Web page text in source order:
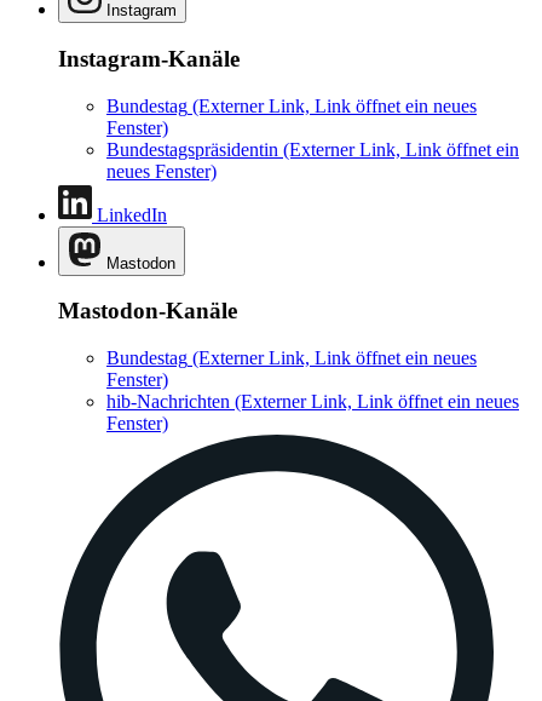
Instagram
Instagram-Kanäle
Bundestag (Externer Link, Link öffnet ein neues
Fenster)
Bundestagspräsidentin (Externer Link, Link öffnet ein
neues Fenster)
LinkedIn
Mastodon
Mastodon-Kanäle
Bundestag (Externer Link, Link öffnet ein neues
Fenster)
hib-Nachrichten (Externer Link, Link öffnet ein neues
Fenster)